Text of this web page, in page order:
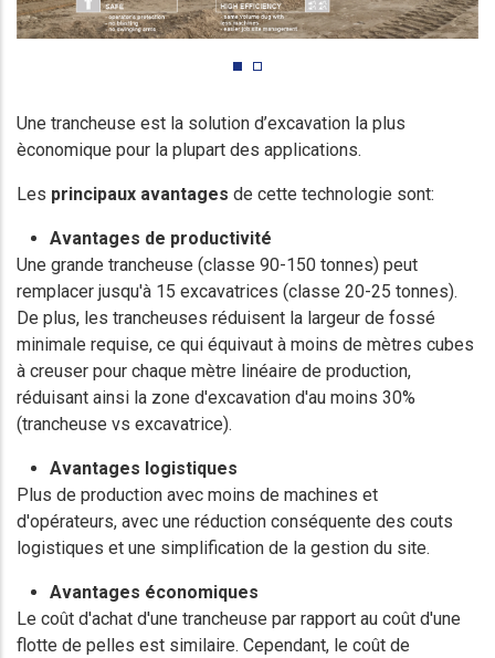
Une trancheuse est la solution d’excavation la plus
èconomique pour la plupart des applications.
Les principaux avantages de cette technologie sont:
Avantages de productivité
Une grande trancheuse (classe 90-150 tonnes) peut
remplacer jusqu'à 15 excavatrices (classe 20-25 tonnes).
De plus, les trancheuses réduisent la largeur de fossé
minimale requise, ce qui équivaut à moins de mètres cubes
à creuser pour chaque mètre linéaire de production,
réduisant ainsi la zone d'excavation d'au moins 30%
(trancheuse vs excavatrice).
Avantages logistiques
Plus de production avec moins de machines et
d'opérateurs, avec une réduction conséquente des couts
logistiques et une simplification de la gestion du site.
Avantages économiques
Le coût d'achat d'une trancheuse par rapport au coût d'une
flotte de pelles est similaire. Cependant, le coût de